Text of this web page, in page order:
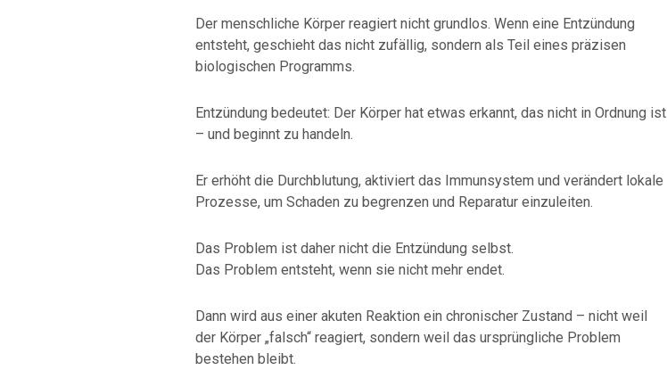
Der menschliche Körper reagiert nicht grundlos. Wenn eine Entzündung
entsteht, geschieht das nicht zufällig, sondern als Teil eines präzisen
biologischen Programms.
Entzündung bedeutet: Der Körper hat etwas erkannt, das nicht in Ordnung ist
– und beginnt zu handeln.
Er erhöht die Durchblutung, aktiviert das Immunsystem und verändert lokale
Prozesse, um Schaden zu begrenzen und Reparatur einzuleiten.
Das Problem ist daher nicht die Entzündung selbst.
Das Problem entsteht, wenn sie nicht mehr endet.
Dann wird aus einer akuten Reaktion ein chronischer Zustand – nicht weil
der Körper „falsch“ reagiert, sondern weil das ursprüngliche Problem
bestehen bleibt.